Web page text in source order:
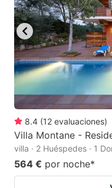
8.4 (12 evaluaciones)
Villa Montane -
villa · 2 Huéspedes · 1
564 € por noche*